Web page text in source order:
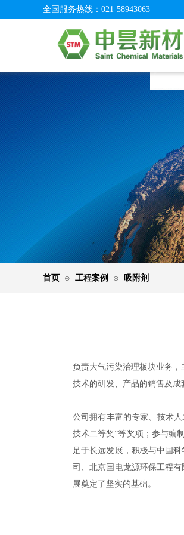
全国服务热线： 021-58943063
首页 ⊙ 工程案例 ⊙ 吸附剂
负责大气污染治理板块业务
技术的研发、产品的销售及成
公司拥有丰富的专家、技术
技术二等奖”等奖项；参与编
足于长远发展，积极与中国
司、北京国电龙源环保工程
展奠定了坚实的基础。